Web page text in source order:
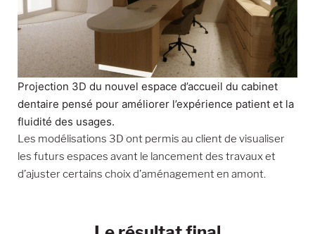
Projection 3D du nouvel espace d’accueil du cabinet
dentaire pensé pour améliorer l’expérience patient et la
fluidité des usages.
Les modélisations 3D ont permis au client de visualiser
les futurs espaces avant le lancement des travaux et
d’ajuster certains choix d’aménagement en amont.